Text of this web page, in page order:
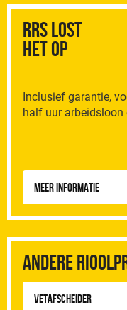
RRS Lost
het op
Inclusief garantie,
half uur arbeidsloon
Meer informatie
Andere
vetafscheider